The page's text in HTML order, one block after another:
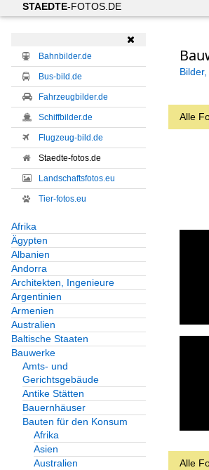
STAEDTE-FOTOS.DE

Bahnbilder.de
Bus-bild.de
Fahrzeugbilder.de
Schiffbilder.de
Flugzeug-bild.de
Staedte-fotos.de
Landschaftsfotos.eu
Tier-fotos.eu
Afrika
Ägypten
Albanien
Andorra
Architekten, Ingenieure
Argentinien
Armenien
Australien
Baltische Staaten
Bauwerke
Amts- und
Gerichtsgebäude
Antike Stätten
Bauernhäuser
Bauten für den Konsum
Afrika
Asien
Australien
Alle
Alle